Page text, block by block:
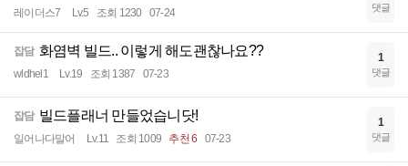
레이더스7 Lv.5 조회 1230 07-24 댓글
잡담 화염벽 빌드.. 이렇게 해도괜찮나요??
wldhel1 Lv.19 조회 1387 07-23
1
댓글
잡담 빌드플래너 만들었습니닷!
일어나다말어 Lv.11 조회 1009 추천 6 07-23
1
댓글